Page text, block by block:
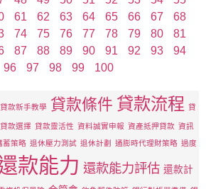
61 62 63 64 65 66 67
68
74 75 76 77 78 79 80
81
87 88 89 90 91 92 93
94
96 97 98 99 100
貸款新手教學 貸款條件 貸款流程 貸
貸款選擇 貸款靈活性 資料誠實申報 資產抵押貸款 資訊
蓄策略 退休壓力測試 退休計劃 通膨時代理財策略 過度
款能力 還款能力評估 還款計